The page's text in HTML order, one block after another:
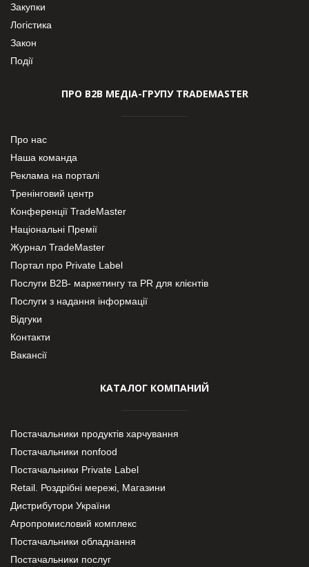
Закупки
Логістика
Закон
Події
ПРО В2В МЕДІА-ГРУПУ TRADEMASTER
Про нас
Наша команда
Реклама на порталі
Тренінговий центр
Конференції TradeMaster
Національні Премії
Журнал TradeMaster
Портал про Private Label
Послуги В2В- маркетингу та PR для клієнтів
Послуги з надання інформації
Відгуки
Контакти
Вакансії
КАТАЛОГ КОМПАНИЙ
Постачальники продуктів харчування
Постачальники nonfood
Постачальники Private Label
Retail. Роздрібні мережі, Магазини
Дистрибутори України
Агропромисловий комплекс
Постачальники обладнання
Постачальники послуг